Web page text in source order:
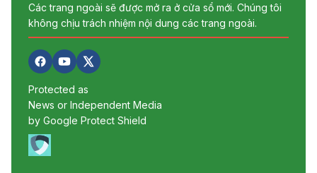
Các trang ngoài sẽ được mở ra ở cửa sổ mới. Chúng tôi
không chịu trách nhiệm nội dung các trang ngoài.
Protected as
News or Independent Media
by Google Protect Shield